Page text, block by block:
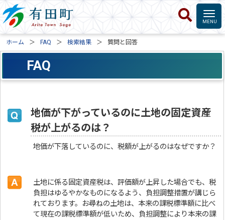
ホーム FAQ 検索結果 質問と回答
FAQ
地価が下がっているのに土地の固定資産
税が上がるのは？
地価が下落しているのに、税額が上がるのはなぜですか？
土地に係る固定資産税は、評価額が上昇した場合でも、税
負担はゆるやかなものになるよう、負担調整措置が講じら
れております。お尋ねの土地は、本来の課税標準額に比べ
て現在の課税標準額が低いため、負担調整により本来の課